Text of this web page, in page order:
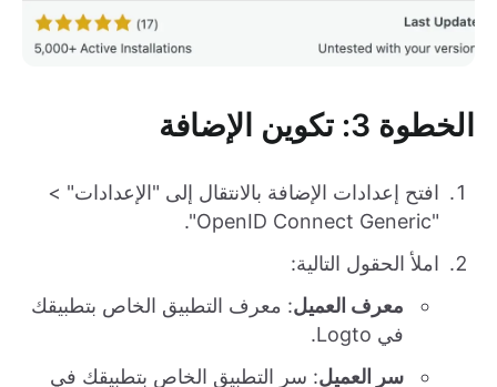
الخطوة 3: تكوين الإضافة
افتح إعدادات الإضافة بالانتقال إلى "الإعدادات" >
"OpenID Connect Generic".
املأ الحقول التالية:
معرف العميل: معرف التطبيق الخاص بتطبيقك
في Logto.
سر العميل: سر التطبيق الخاص بتطبيقك في